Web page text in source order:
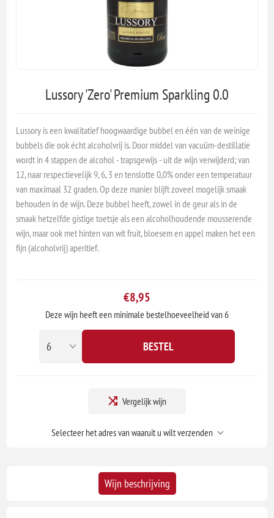
Lussory 'Zero' Premium Sparkling 0.0
Lussory is een kwalitatief hoogwaardige bubbel en één van de weinige
bubbels die ook écht alcoholvrij is. Door middel van vacuüm-destillatie
wordt in 4 stappen de alcohol - trapsgewijs - uit de wijn verwijderd; van
12, naar respectievelijk 9, 6, 3 en tenslotte 0,0% onder een temperatuur
van maximaal 32 graden. Op deze manier blijft zoveel mogelijk smaak
behouden in de wijn. Deze bubbel heeft, zowel in de geur als in de
smaak hetzelfde gistige toetsje als een alcoholhoudende mousserende
wijn, maar ook met hinten van wit fruit, bloesem en appel maken het een
fijn (alcoholvrij) aperitief.
€8,95
Deze wijn heeft een minimale bestelhoeveelheid van 6
BESTEL
Vergelijk wijn
Selecteer het adres van waaruit u wilt verzenden
Wijn beschrijving